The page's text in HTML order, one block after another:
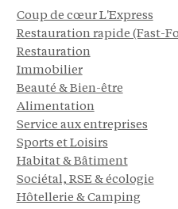
Coup de cœur L'Express
Restauration rapide (Fast-
Restauration
Immobilier
Beauté & Bien-être
Alimentation
Service aux entreprises
Sports et Loisirs
Habitat & Bâtiment
Sociétal, RSE & écologie
Hôtellerie & Camping